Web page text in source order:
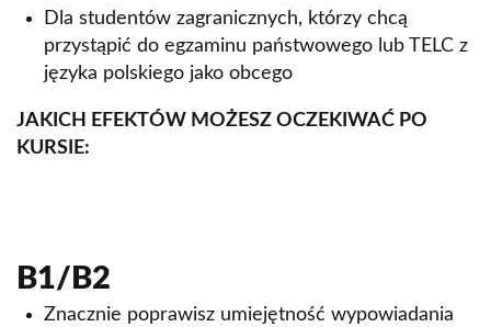
Dla studentów zagranicznych, którzy chcą
przystąpić do egzaminu państwowego lub TELC z
języka polskiego jako obcego
JAKICH EFEKTÓW MOŻESZ OCZEKIWAĆ PO
KURSIE:
B1/B2
Znacznie poprawisz umiejętność wypowiadania